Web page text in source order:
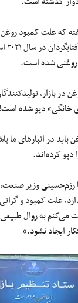
که علت کمبود روغن
شده است.
در بازار،
خانگی» دپو شده است!
باید در انبار‌های ما
دپو کرده‌اند.
رزم‌حسینی وزیر
علت کمبود و
به روال طبیعی
ایجاد نشود.»